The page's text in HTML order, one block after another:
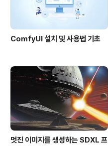
ComfyUI 설치 및 사용법 기초
멋진 이미지를 생성하는 SDXL 프